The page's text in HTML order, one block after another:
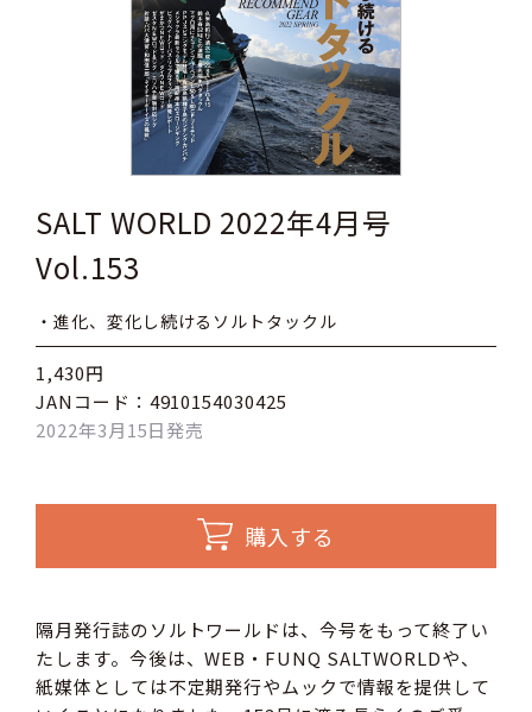
SALT WORLD 2022年4月号
Vol.153
・進化、変化し続けるソルトタックル
1,430円
JANコード：4910154030425
2022年3月15日発売
購入する
隔月発行誌のソルトワールドは、今号をもって終了い
たします。今後は、WEB・FUNQ SALTWORLDや、
紙媒体としては不定期発行やムックで情報を提供して